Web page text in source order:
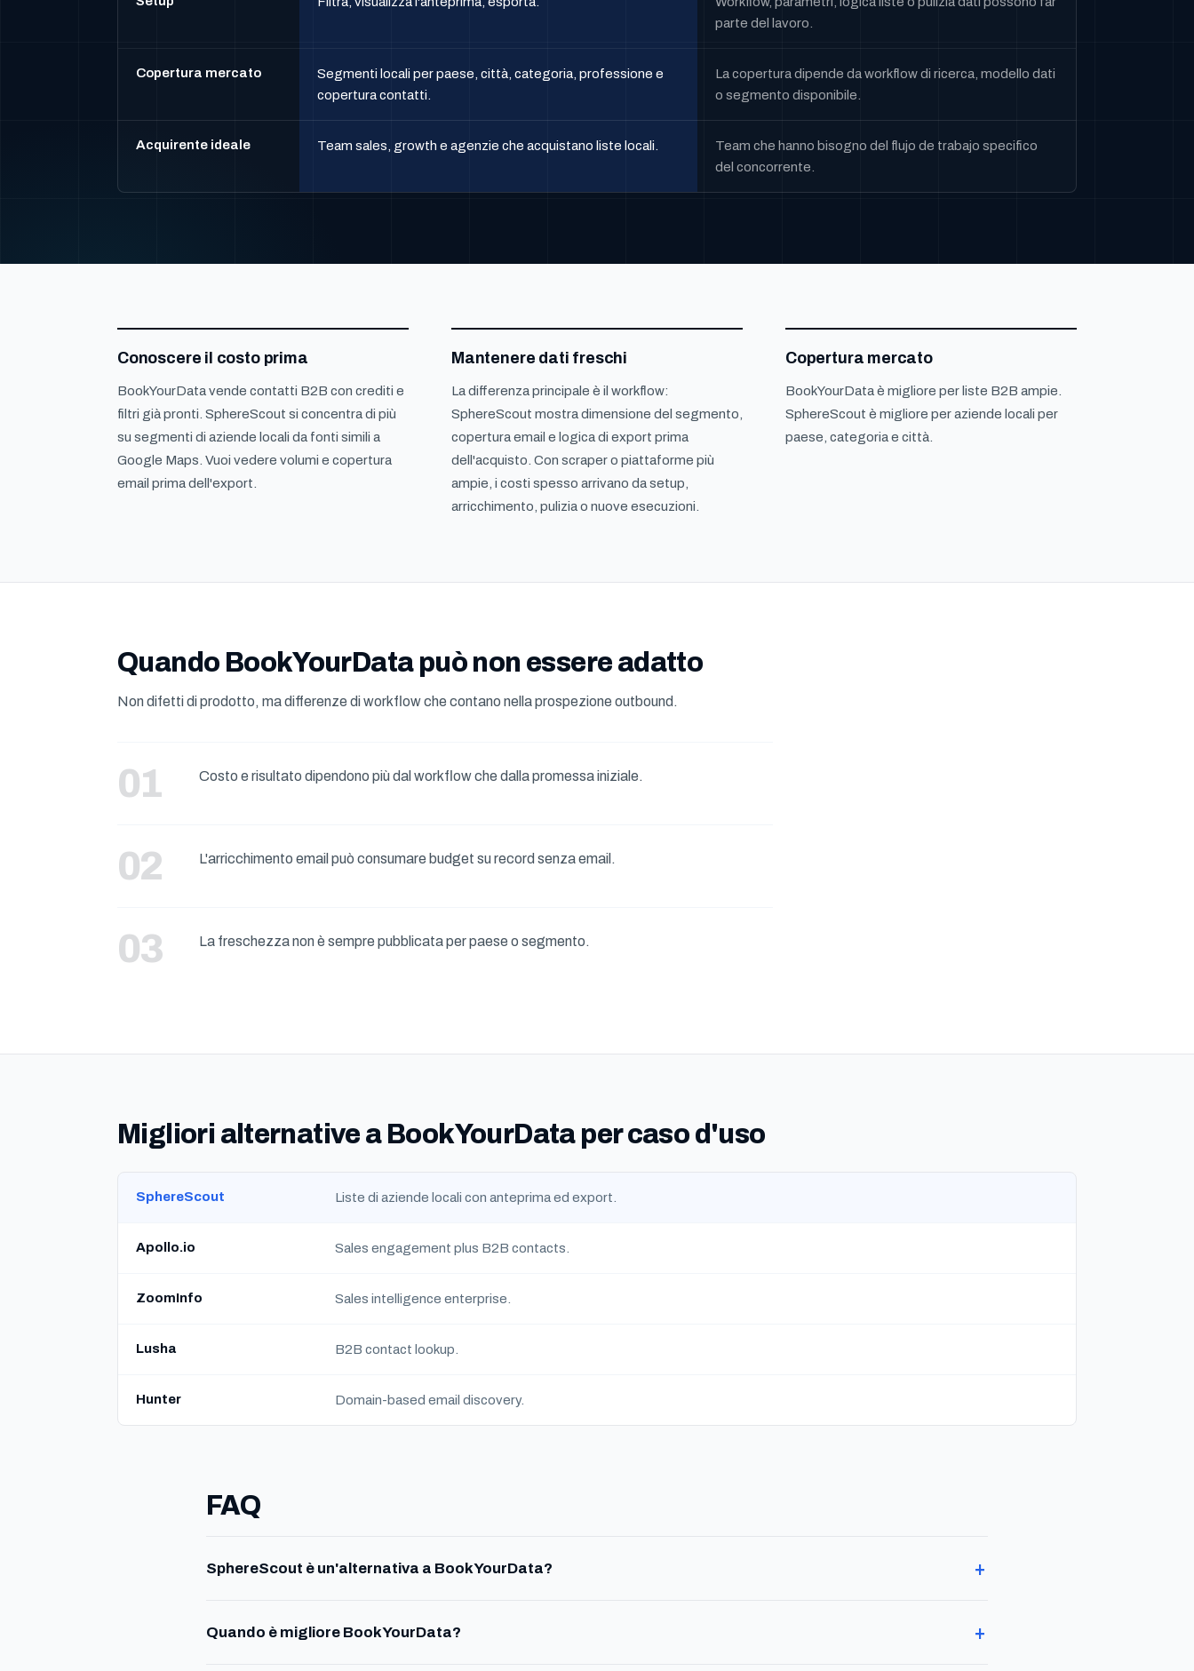
parte del lavoro.
Copertura mercato
Segmenti locali per paese, città, categoria, professione e
copertura contatti.
La copertura dipende da workflow di ricerca, modello dati
o segmento disponibile.
Acquirente ideale Team sales, growth e agenzie che acquistano liste locali.
Team che hanno bisogno del flujo de trabajo specifico
del concorrente.
Conoscere il costo prima
BookYourData vende contatti B2B con crediti e
filtri già pronti. SphereScout si concentra di più
su segmenti di aziende locali da fonti simili a
Google Maps. Vuoi vedere volumi e copertura
email prima dell'export.
Mantenere dati freschi
La differenza principale è il workflow:
SphereScout mostra dimensione del segmento,
copertura email e logica di export prima
dell'acquisto. Con scraper o piattaforme più
ampie, i costi spesso arrivano da setup,
arricchimento, pulizia o nuove esecuzioni.
Copertura mercato
BookYourData è migliore per liste B2B ampie.
SphereScout è migliore per aziende locali per
paese, categoria e città.
Quando BookYourData può non essere adatto
Non difetti di prodotto, ma differenze di workflow che contano nella prospezione outbound.
Costo e risultato dipendono più dal workflow che dalla promessa iniziale.
L'arricchimento email può consumare budget su record senza email.
La freschezza non è sempre pubblicata per paese o segmento.
Migliori alternative a BookYourData per caso d'uso
SphereScout Liste di aziende locali con anteprima ed export.
Apollo.io Sales engagement plus B2B contacts.
ZoomInfo Sales intelligence enterprise.
Lusha B2B contact lookup.
Hunter Domain-based email discovery.
FAQ
SphereScout è un'alternativa a BookYourData?
Quando è migliore BookYourData?